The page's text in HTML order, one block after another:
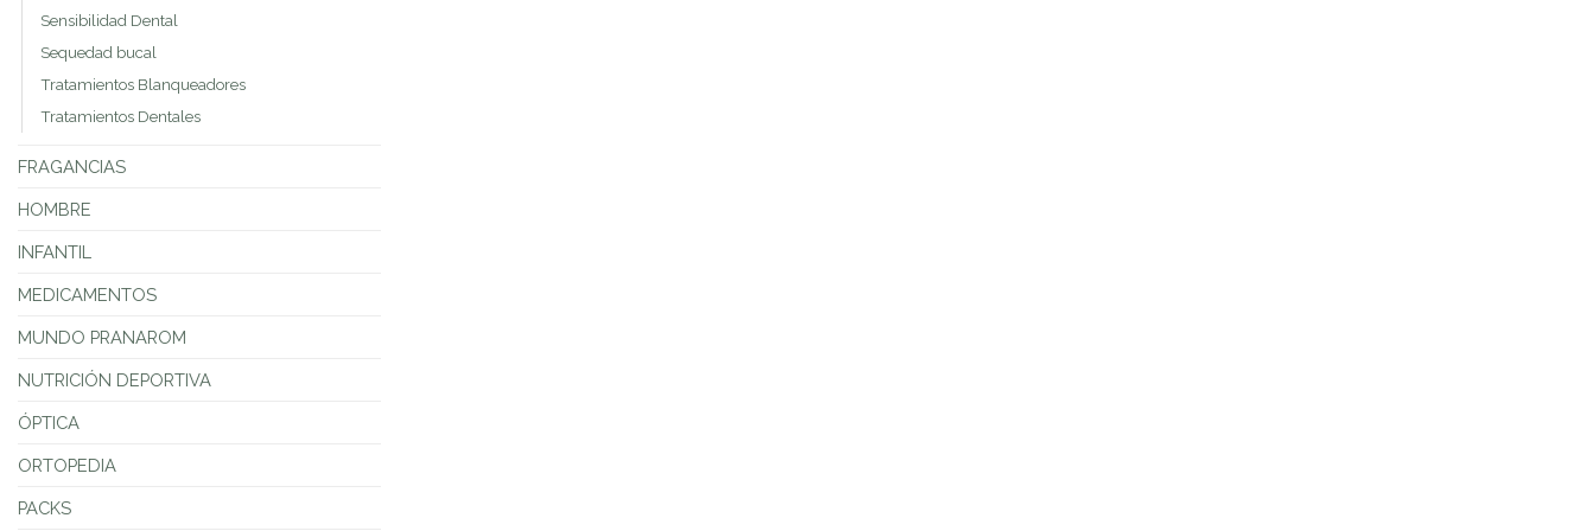
Sensibilidad Dental
Sequedad bucal
Tratamientos Blanqueadores
Tratamientos Dentales
FRAGANCIAS
HOMBRE
INFANTIL
MEDICAMENTOS
MUNDO PRANAROM
NUTRICIÓN DEPORTIVA
ÓPTICA
ORTOPEDIA
PACKS